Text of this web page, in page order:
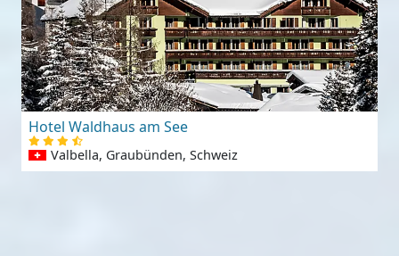
Hotel Waldhaus am See
Valbella, Graubünden, Schweiz